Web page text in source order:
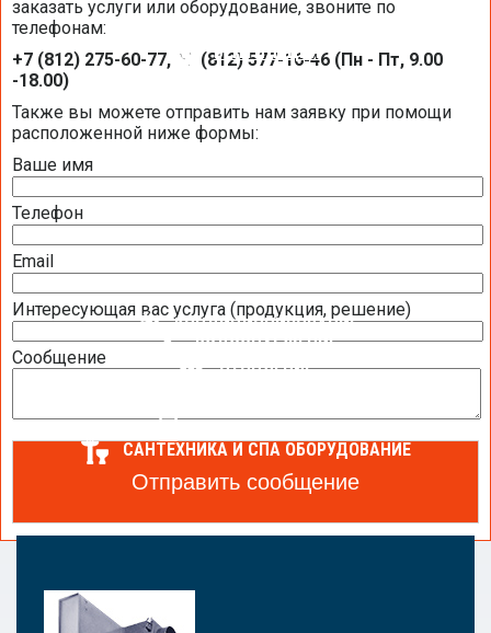
заказать услуги или оборудование, звоните по
телефонам:
+7 (812) 275-60-77, +7 (812) 577-16-46 (Пн - Пт, 9.00
-18.00)
Также вы можете отправить нам заявку при помощи
расположенной ниже формы:
Ваше имя
Телефон
Email
Интересующая вас услуга (продукция, решение)
Сообщение
ВЕНТИЛЯЦИЯ
ВЕНТИЛЯЦИЯ КВАРТИР И КОТТЕДЖЕЙ
ВЕНТИЛЯЦИЯ ПРОМЫШЛЕННЫХ ПОМЕЩЕНИЙ
КОНДИЦИОНИРОВАНИЕ
ВОДОСНАБЖЕНИЕ
ОТОПЛЕНИЕ
САНТЕХНИКА И СПА ОБОРУДОВАНИЕ